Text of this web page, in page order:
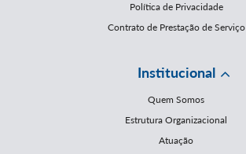
Política de Privacidade
Contrato de Prestação de Serviço
Institucional
Quem Somos
Estrutura Organizacional
Atuação